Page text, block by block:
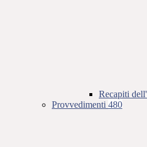
Recapiti
Provvedimenti 480